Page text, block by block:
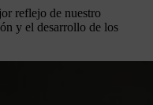
reflejo de nuestro
y el desarrollo de los